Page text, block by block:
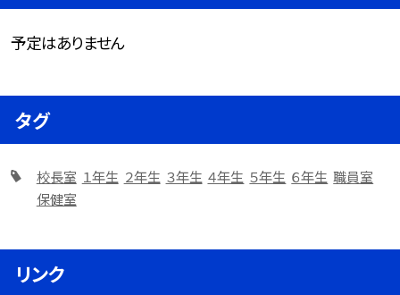
予定はありません
タグ
校長室 １年生 ２年生 ３年生 ４年生 ５年生 ６年生 職員室
保健室
リンク